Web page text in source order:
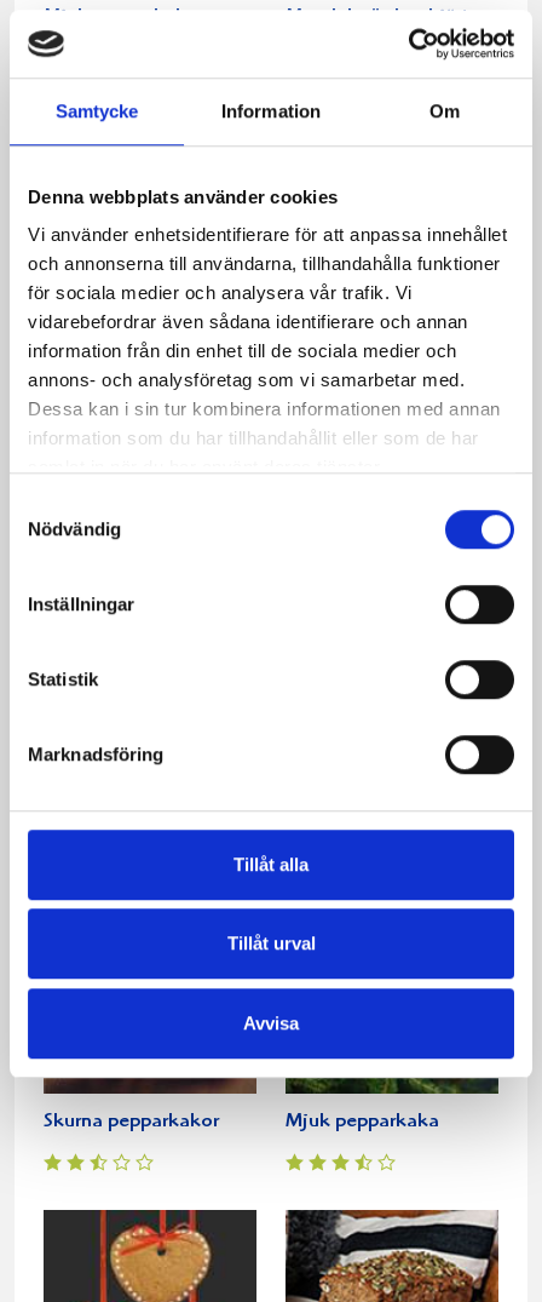
Samtycke Information Om
Denna webbplats använder cookies
Vi använder enhetsidentifierare för att anpassa innehållet
och annonserna till användarna, tillhandahålla funktioner
för sociala medier och analysera vår trafik. Vi
vidarebefordrar även sådana identifierare och annan
information från din enhet till de sociala medier och
annons- och analysföretag som vi samarbetar med.
Dessa kan i sin tur kombinera informationen med annan
information som du har tillhandahållit eller som de har
Nödvändig
Inställningar
Statistik
Marknadsföring
Tillåt alla
Tillåt urval
Avvisa
Mjuk pepparkaka
Mandelmördegshjärtan
pepparkakstryffel
Fikonparfait med
pepparkaka
Morotskaka med
pepparkaksfil
Pepparkaksfil med
Skurna pepparkakor Mjuk pepparkaka